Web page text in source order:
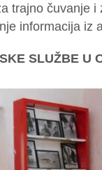
trajno čuvanje i
informacija iz
SLUŽBE U